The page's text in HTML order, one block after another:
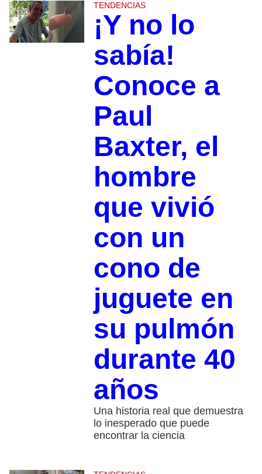
TENDENCIAS
¡Y no lo
sabía!
Conoce a
Paul
Baxter, el
hombre
que vivió
con un
cono de
juguete en
su pulmón
durante 40
años
Una historia real que demuestra
lo inesperado que puede
encontrar la ciencia